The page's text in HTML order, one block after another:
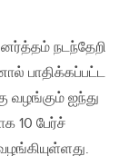
நடந்தேறி
பாதிக்கப்பட்ட
ஐந்து
10 பேர்ச்